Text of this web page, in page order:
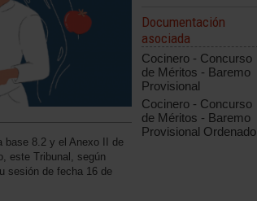
base 8.2 y el Anexo II de
este Tribunal, según
sesión de fecha 16 de
Documentación
asociada
Cocinero - Concurso
de Méritos - Baremo
Provisional
Cocinero - Concurso
de Méritos - Baremo
Provisional Ordenado